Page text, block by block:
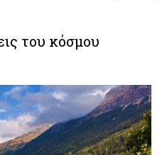
του κόσμου